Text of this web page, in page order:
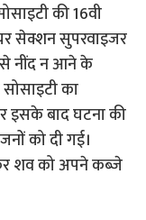
की 16वी
सेक्शन सुपरवाइजर
से नींद न आने के
का
इसके बाद घटना की
को दी गई।
शव को अपने कब्जे